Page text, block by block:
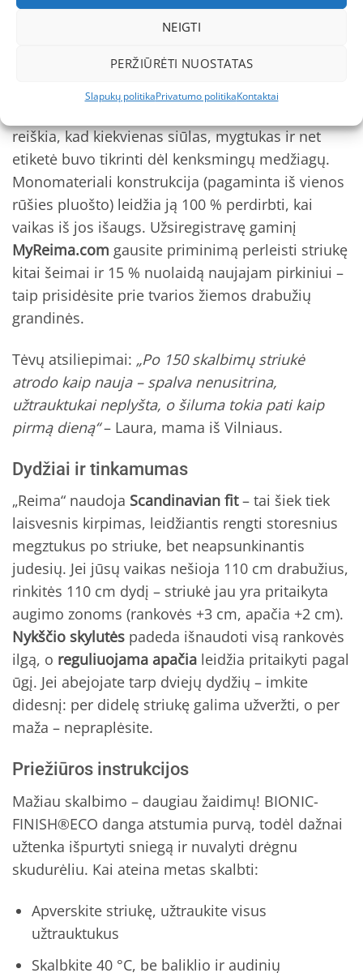
NEIGTI
PERŽIŪRĖTI NUOSTATAS
Slapukų politikaPrivatumo politikaKontaktai
Kokybė ir patikimumas
gamintojas Europoje, kuris siūlo2 metų garantiją
visoms siūlėms ir užtrauktukams. PERILLE striukė
reiškia, kad kiekvienas siūlas, mygtukas ir net
etiketė buvo tikrinti dėl kenksmingų medžiagų.
Monomateriali konstrukcija (pagaminta iš vienos
rūšies pluošto) leidžia ją 100 % perdirbti, kai
vaikas iš jos išaugs. Užsiregistravę gaminį
MyReima.com gausite priminimą perleisti striukę
kitai šeimai ir 15 % nuolaidą naujajam pirkiniui –
taip prisidėsite prie tvarios žiemos drabužių
grandinės.
Tėvų atsiliepimai: „Po 150 skalbimų striukė
atrodo kaip nauja – spalva nenusitrina,
užtrauktukai neplyšta, o šiluma tokia pati kaip
pirmą dieną“– Laura, mama iš Vilniaus.
Dydžiai ir tinkamumas
„Reima“ naudoja Scandinavian fit– tai šiek tiek
laisvesnis kirpimas, leidžiantis rengti storesnius
megztukus po striuke, bet neapsunkinantis
judesių. Jei jūsų vaikas nešioja 110 cm drabužius,
rinkitės 110 cm dydį – striukė jau yra pritaikyta
augimo zonoms (rankovės +3 cm, apačia +2 cm).
Nykščio skylutės padeda išnaudoti visą rankovės
ilgą, o reguliuojama apačia leidžia pritaikyti pagal
ūgį. Jei abejojate tarp dviejų dydžių – imkite
didesnį: per didelę striukę galima užveržti, o per
maža – nepraplėsite.
Priežiūros instrukcijos
Mažiau skalbimo – daugiau žaidimų! BIONIC-
FINISH®ECO danga atstumia purvą, todėl dažnai
užtenka išpurtyti sniegą ir nuvalyti drėgnu
skudurėliu. Kai ateina metas skalbti:
Apverskite striukę, užtraukite visus
užtrauktukus
Skalbkite 40 °C, be baliklio ir audinių